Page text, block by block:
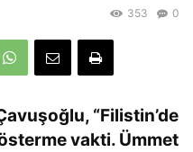
0
353
“Filistin’de
vakti. Ümmet